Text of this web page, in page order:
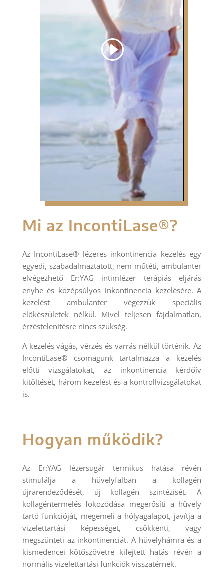
Mi az IncontiLase®?
Az IncontiLase® lézeres inkontinencia kezelés egy
egyedi, szabadalmaztatott, nem műtéti, ambulanter
elvégezhető Er:YAG intimlézer terápiás eljárás
enyhe és középsúlyos inkontinencia kezelésére. A
kezelést ambulanter végezzük speciális
előkészületek nélkül. Mivel teljesen fájdalmatlan,
érzéstelenítésre nincs szükség.
A kezelés vágás, vérzés és varrás nélkül történik. Az
IncontiLase® csomagunk tartalmazza a kezelés
előtti vizsgálatokat, az inkontinencia kérdőív
kitöltését, három kezelést és a kontrollvizsgálatokat
is.
Hogyan működik?
Az Er:YAG lézersugár termikus hatása révén
stimulálja a hüvelyfalban a kollagén
újrarendeződését, új kollagén szintézisét. A
kollagéntermelés fokozódása megerősíti a hüvely
tartó funkcióját, megemeli a hólyagalapot, javítja a
vizelettartási képességet, csökkenti, vagy
megszünteti az inkontinenciát. A hüvelyhámra és a
kismedencei kötőszövetre kifejtett hatás révén a
normális vizelettartási funkciók visszatérnek.